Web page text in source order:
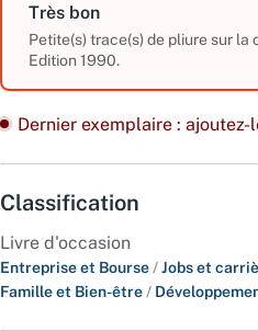
Très bon
Petite(s) trace(s) de pliure sur
Edition 1990.
Dernier exemplaire :
Classification
Livre d'occasion
Entreprise et Bourse /Jobs et
Famille et Bien-être /